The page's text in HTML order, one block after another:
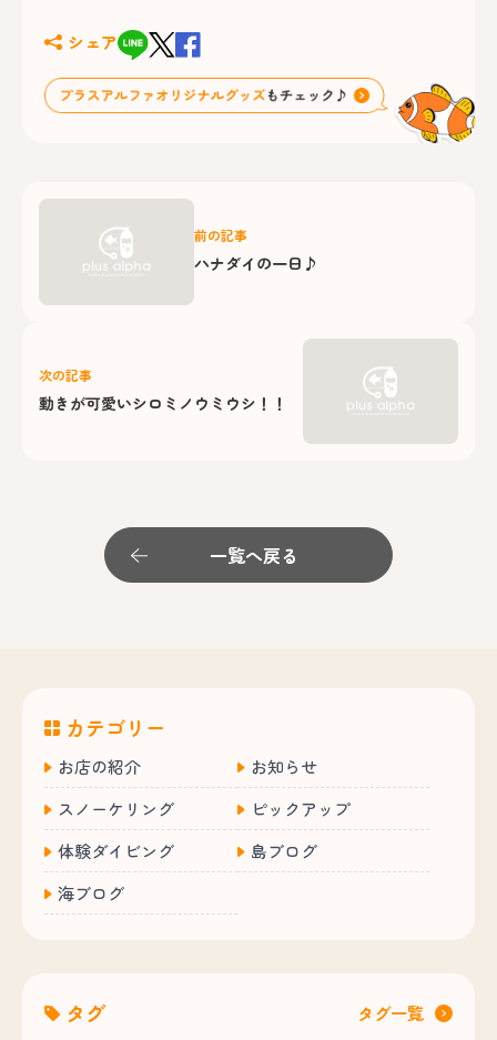
シェア
前の記事
ハナダイの一日♪
次の記事
動きが可愛いシロミノウミウシ！！
一覧へ戻る
カテゴリー
お店の紹介
お知らせ
スノーケリング
ピックアップ
体験ダイビング
島ブログ
海ブログ
タグ タグ一覧